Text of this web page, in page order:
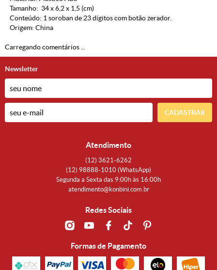
Tamanho: 34 x 6,2 x 1,5 (cm)
Conteúdo: 1 soroban de 23 dígitos com botão zerador.
Origem: China
Carregando comentários ...
Newsletter
CADASTRAR
Atendimento
(12) 3621-6262
(12) 98888-1010 (WhatsApp)
Segunda a Sexta das 9:00h às 16:00h
atendimento@konbini.com.br
Redes Sociais
Formas de Pagamento